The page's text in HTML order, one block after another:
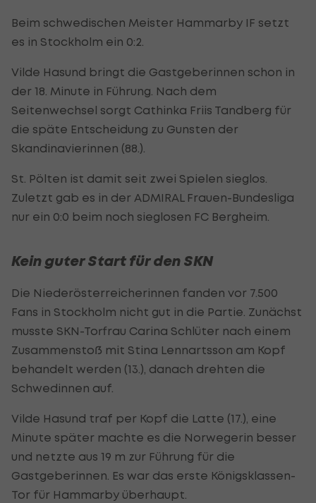
Beim schwedischen Meister Hammarby IF setzt
es in Stockholm ein 0:2.
Vilde Hasund bringt die Gastgeberinnen schon in
der 18. Minute in Führung. Nach dem
Seitenwechsel sorgt Cathinka Friis Tandberg für
die späte Entscheidung zu Gunsten der
Skandinavierinnen (88.).
St. Pölten ist damit seit zwei Spielen sieglos.
Zuletzt gab es in der ADMIRAL Frauen-Bundesliga
nur ein 0:0 beim noch sieglosen FC Bergheim.
Kein guter Start für den SKN
Die Niederösterreicherinnen fanden vor 7.500
Fans in Stockholm nicht gut in die Partie. Zunächst
musste SKN-Torfrau Carina Schlüter nach einem
Zusammenstoß mit Stina Lennartsson am Kopf
behandelt werden (13.), danach drehten die
Schwedinnen auf.
Vilde Hasund traf per Kopf die Latte (17.), eine
Minute später machte es die Norwegerin besser
und netzte aus 19 m zur Führung für die
Gastgeberinnen. Es war das erste Königsklassen-
Tor für Hammarby überhaupt.